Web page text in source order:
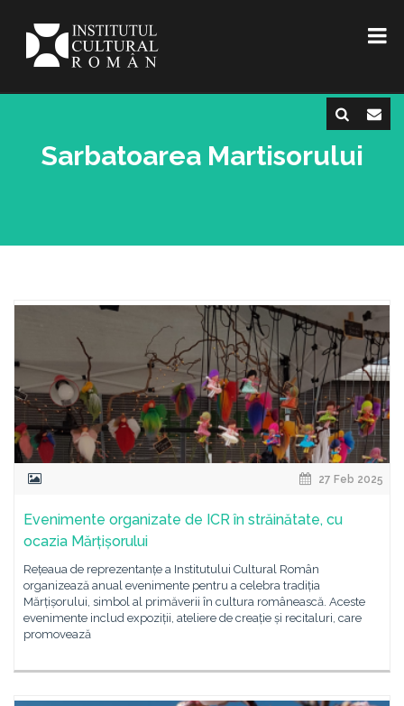
Sarbatoarea Martisorului
27 Feb 2025
Evenimente organizate de ICR în străinătate, cu
ocazia Mărțișorului
Rețeaua de reprezentanțe a Institutului Cultural Român
organizează anual evenimente pentru a celebra tradiția
Mărțișorului, simbol al primăverii în cultura românească. Aceste
evenimente includ expoziții, ateliere de creație și recitaluri, care
promovează